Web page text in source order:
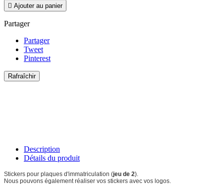
 Ajouter au panier
Partager
Partager
Tweet
Pinterest
Description
Détails du produit
Stickers pour plaques d'immatriculation (jeu de 2).
Nous pouvons également réaliser vos stickers avec vos logos.